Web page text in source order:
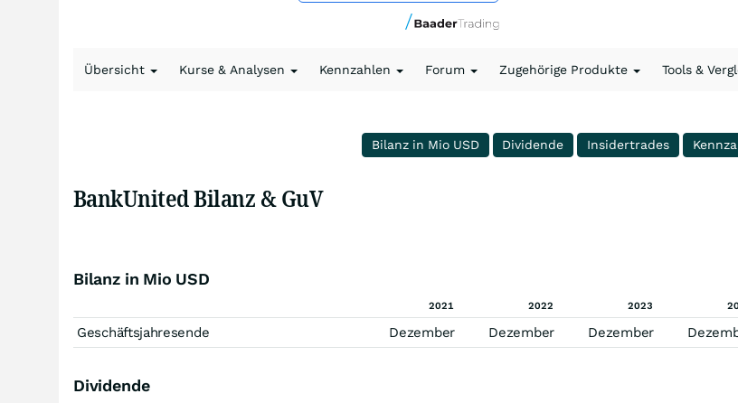
Übersicht Kurse & Analysen Kennzahlen Forum Zugehörige Produkte Tools &
Bilanz in Mio USD Dividende Insidertrades
BankUnited Bilanz & GuV
Bilanz in Mio USD
2021 2022 2023
Geschäftsjahresende Dezember Dezember Dezember
Dividende